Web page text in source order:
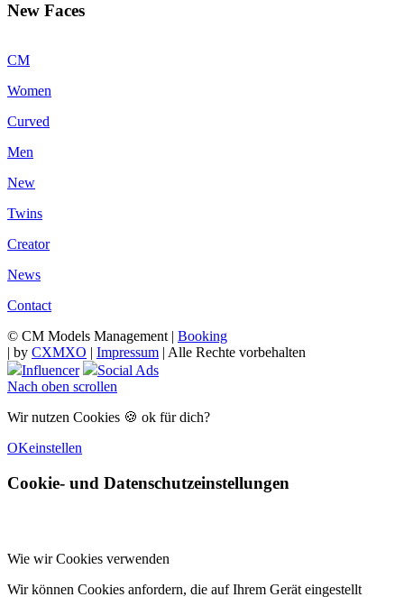
New Faces
CM
Women
Curved
Men
New
Twins
Creator
News
Contact
© CM Models Management | Booking
| by CXMXO | Impressum | Alle Rechte vorbehalten
Influencer
Social Ads
Nach oben scrollen
Wir nutzen Cookies 🍪 ok für dich?
OKeinstellen
Cookie- und Datenschutzeinstellungen
Wie wir Cookies verwenden
Wir können Cookies anfordern, die auf Ihrem Gerät eingestellt